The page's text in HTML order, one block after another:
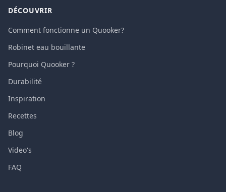
DÉCOUVRIR
Comment fonctionne un Quooker?
Robinet eau bouillante
Pourquoi Quooker ?
Durabilité
Inspiration
Recettes
Blog
Video's
FAQ